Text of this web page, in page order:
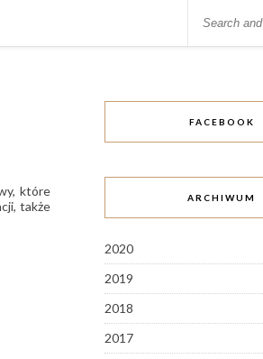
które
także
FACEBOOK
ARCHIWUM
2020
2019
2018
2017